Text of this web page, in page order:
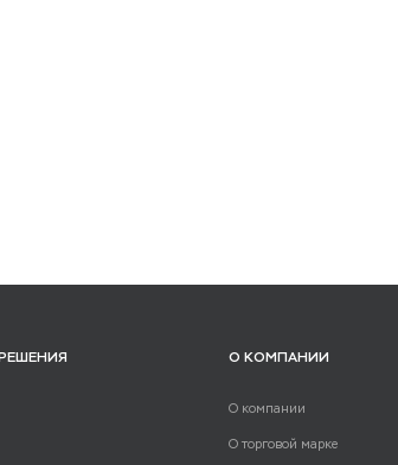
О КОМПАНИИ
О компании
О торговой марке